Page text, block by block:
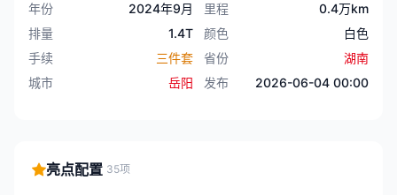
年份 2024年9月 里程
0.4万km
排量
1.4T 颜色
白色
手续
三件套 省份
湖南
城市
岳阳 发布 2026-06-04 00:00
亮点配置 35项